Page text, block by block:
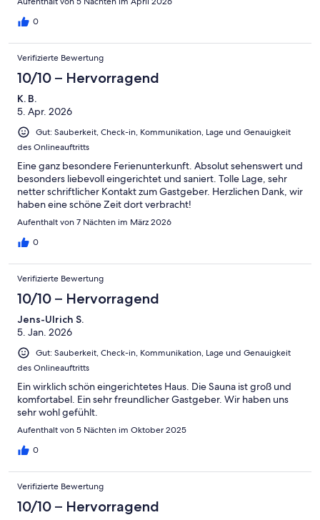
0
Verifizierte Bewertung
10/10 – Hervorragend
K. B.
5. Apr. 2026
Gut: Sauberkeit, Check-in, Kommunikation, Lage und Genauigkeit
des Onlineauftritts
Eine ganz besondere Ferienunterkunft. Absolut sehenswert und
besonders liebevoll eingerichtet und saniert. Tolle Lage, sehr
netter schriftlicher Kontakt zum Gastgeber. Herzlichen Dank, wir
haben eine schöne Zeit dort verbracht!
Aufenthalt von 7 Nächten im März 2026
0
Verifizierte Bewertung
10/10 – Hervorragend
Jens-Ulrich S.
5. Jan. 2026
Gut: Sauberkeit, Check-in, Kommunikation, Lage und Genauigkeit
des Onlineauftritts
Ein wirklich schön eingerichtetes Haus. Die Sauna ist groß und
komfortabel. Ein sehr freundlicher Gastgeber. Wir haben uns
sehr wohl gefühlt.
Aufenthalt von 5 Nächten im Oktober 2025
0
Verifizierte Bewertung
10/10 – Hervorragend